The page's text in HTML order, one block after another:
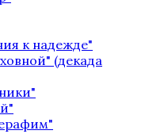
к надежде"
(декада